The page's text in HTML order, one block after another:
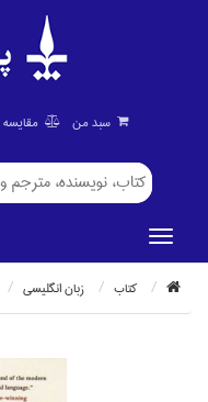
مقايسه سبد من
كتاب زبان انگليسي